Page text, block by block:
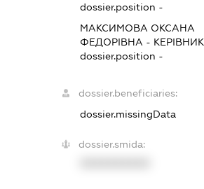
dossier.position -
МАКСИМОВА ОКСАНА
ФЕДОРІВНА - КЕРІВНИК
dossier.position -
dossier.beneficiaries:
dossier.missingData
dossier.smida: